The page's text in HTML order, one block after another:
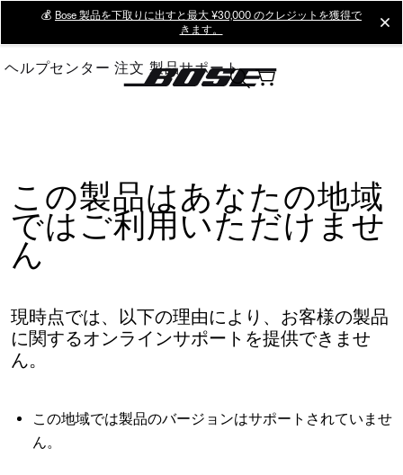
Main
💰 Bose 製品を下取りに出すと最大 ¥30,000 のクレジットを獲得で
きます。
ヘルプセンター 注文 製品サポート
この製品はあなたの地域
ではご利用いただけませ
ん
現時点では、以下の理由により、お客様の製品
に関するオンラインサポートを提供できませ
ん。
この地域では製品のバージョンはサポートされていませ
ん。